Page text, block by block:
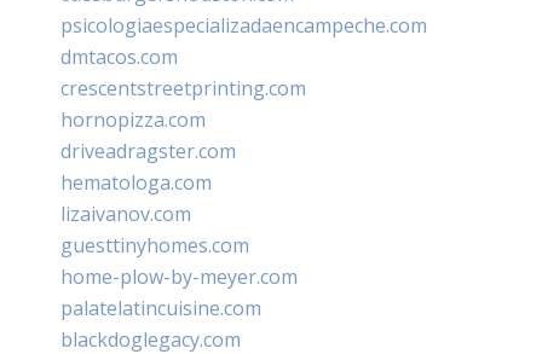
psicologiaespecializadaencampeche.com
dmtacos.com
crescentstreetprinting.com
hornopizza.com
driveadragster.com
hematologa.com
lizaivanov.com
guesttinyhomes.com
home-plow-by-meyer.com
palatelatincuisine.com
blackdoglegacy.com